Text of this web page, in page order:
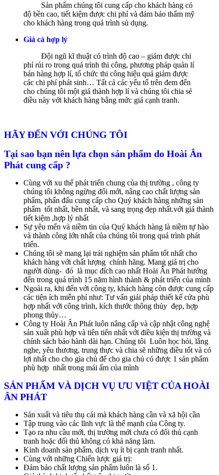
Sản phẩm chúng tôi cung cấp cho khách hàng có
độ bền cao, tiết kiệm được chi phí và đảm bảo thẩm mỹ
cho khách hàng trong quá trình sủ dụng.
Giá cả hợp lý
Đội ngũ kĩ thuật có trình độ cao – giảm được chi
phí rủi ro trong quá trình thi công, phương pháp quản lí
bán hàng hợp lí, tổ chức thi công hiệu quả giảm được
các chi phí phát sinh… Tất cả các yếu tố trên đem đến
cho chúng tôi một giá thành hợp lí và chúng tôi chia sẻ
điều này với khách hàng bằng mức giá cạnh tranh.
HÃY ĐẾN VỚI CHÚNG TÔI
Tại sao bạn nên lựa chọn sản phẩm do Hoài Ân
Phát cung cấp ?
Cùng với xu thế phát triển chung của thị trường , công ty
chúng tôi không ngừng đổi mới, nâng cao chất lượng sản
phẩm, phấn đấu cung cấp cho Quý khách hàng những sản
phẩm tốt nhất, bền nhất, và sang trọng đẹp nhất.với giá thành
tiết kiệm ,hợp lý nhất
Sự yêu mến và niềm tin của Quý khách hàng là niềm tự hào
và thành công lớn nhất của chúng tôi trong quá trình phát
triển.
Chúng tôi sẽ mang lại trải nghiệm sản phẩm tốt nhất cho
khách hàng với chất lượng chính hãng. Mang giá trị cho
người dùng- đó là mục đích cao nhất Hoài Ân Phát hướng
đến trong quá trình 15 năm hình thành & phát triển của mình
Ngoài ra, khi đến với công ty, khách hàng còn được cung cấp
các tiện ích miễn phí như: Tư vấn giải pháp thiết kế cửa phù
hợp nhất với công trình, kích thước thông thủy đẹp, hợp
phong thủy…
Công ty Hoài Ân Phát luôn nâng cấp và cập nhật công nghệ
sản xuất phù hợp và tiên tiến nhất với điều kiện thị trường và
chính sách bảo hành dài hạn. Chúng tôi Luôn học hỏi, lắng
nghe, yêu thương, trung thực và chia sẽ những điều tốt và có
lợi nhất cho cho gia chủ để cho gia chủ có được 1 sản phẩm
phù hợp nhất trong mái ấm của mình
SẢN PHẨM VÀ DỊCH VỤ ƯU VIỆT CỦA HOÀI
ÂN PHÁT
Sản xuất và tiêu thụ cái mà khách hàng cần và xã hội cần
Tập trung vào các lĩnh vực là thế mạnh của Công ty.
Tạo ra nhu cầu mới, thị trường mới chưa có đối thủ cạnh
tranh hoặc đối thủ không có khả năng làm.
Kinh doanh sản phẩm, dịch vụ ít bị cạnh tranh nhất.
Cùng với những Chiến lược giá trị:
Đảm bảo chất lượng sản phẩm luôn là số 1.